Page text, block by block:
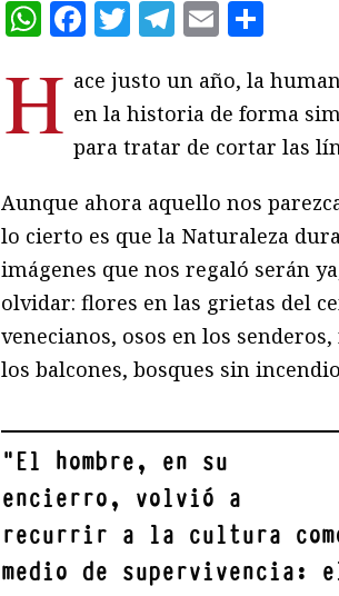
WhatsApp
Facebook
Twitter
Telegram
Email
H ace justo un año, la
en la historia de forma
para tratar de cortar las
Aunque ahora aquello nos
lo cierto es que la Naturaleza
imágenes que nos regaló serán
olvidar: flores en las grietas del
venecianos, osos en los
los balcones, bosques sin
"El hombre, en su
encierro, volvió a
recurrir a la cultura
medio de supervivencia: